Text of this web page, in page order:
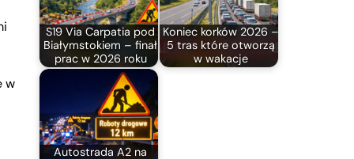
w
S19 Via Carpatia pod
Białymstokiem – finał
prac w 2026 roku
Koniec korków 2026 –
5 tras które otworzą
w wakacje
Autostrada A2 na